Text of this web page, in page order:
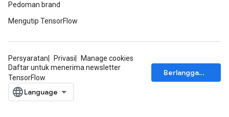
Pedoman brand
Mengutip TensorFlow
Persyaratan Privasi
Manage cookies
Daftar untuk menerima newsletter
TensorFlow
Berlangganan